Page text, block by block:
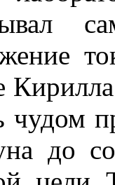
чудом
до